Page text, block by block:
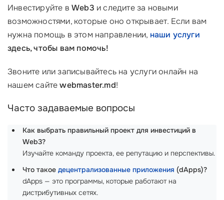
Инвестируйте в Web3 и следите за новыми
возможностями, которые оно открывает. Если вам
нужна помощь в этом направлении, наши услуги
здесь, чтобы вам помочь!
Звоните или записывайтесь на услуги онлайн на
нашем сайтеwebmaster.md!
Часто задаваемые вопросы
Как выбрать правильный проект для инвестиций в
Web3?
Изучайте команду проекта, ее репутацию и перспективы.
Что такое децентрализованные приложения (dApps)?
dApps — это программы, которые работают на
дистрибутивных сетях.